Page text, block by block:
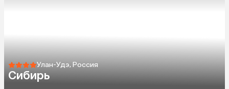
Улан-Удэ, Россия
Сибирь